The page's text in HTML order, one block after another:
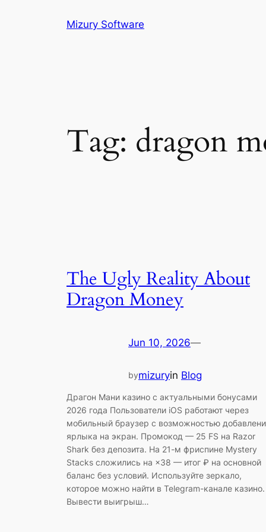
Mizury Software
Tag: dragon
The Ugly Reality About
Dragon Money
Jun 10, 2026—
bymizuryin Blog
Драгон Мани казино с актуальными бонусами
2026 года Пользователи iOS работают через
мобильный браузер с возможностью
ярлыка на экран. Промокод — 25 FS на Razor
Shark без депозита. На 21-м фриспине Mystery
Stacks сложились на ×38 — итог ₽ на основной
баланс без условий. Используйте зеркало,
которое можно найти в Telegram-канале казино.
Вывести выигрыш…